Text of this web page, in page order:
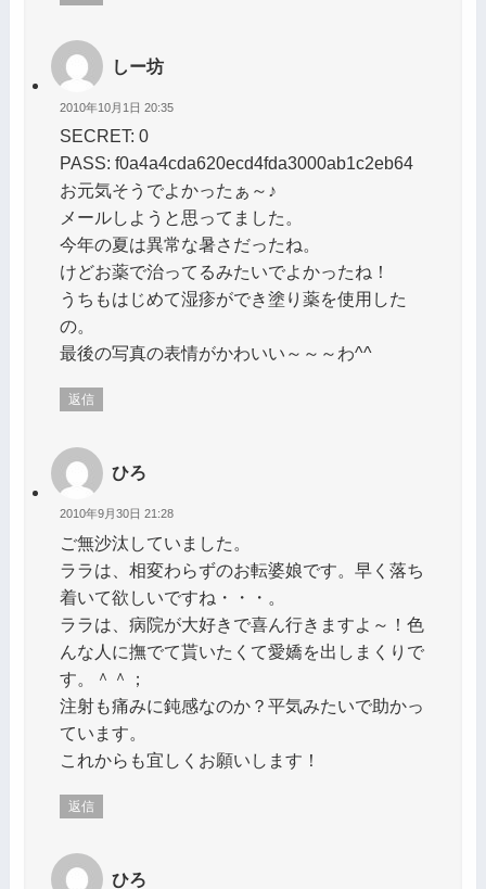
しー坊
2010年10月1日 20:35
SECRET: 0
PASS: f0a4a4cda620ecd4fda3000ab1c2eb64
お元気そうでよかったぁ～♪
メールしようと思ってました。
今年の夏は異常な暑さだったね。
けどお薬で治ってるみたいでよかったね！
うちもはじめて湿疹ができ塗り薬を使用した
の。
最後の写真の表情がかわいい～～～わ^^
返信
ひろ
2010年9月30日 21:28
ご無沙汰していました。
ララは、相変わらずのお転婆娘です。早く落ち
着いて欲しいですね・・・。
ララは、病院が大好きで喜ん行きますよ～！色
んな人に撫でて貰いたくて愛嬌を出しまくりで
す。＾＾；
注射も痛みに鈍感なのか？平気みたいで助かっ
ています。
これからも宜しくお願いします！
返信
ひろ